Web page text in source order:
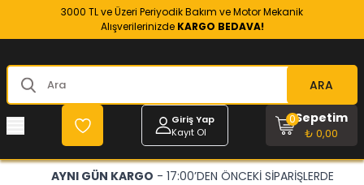
3000 TL ve Üzeri Periyodik Bakım ve Motor Mekanik
Alışverilerinizde KARGO BEDAVA!
ARA
Giriş Yap
Kayıt Ol
Sepetim
₺ 0,00
0
AYNI GÜN KARGO - 17:00’DEN ÖNCEKİ SİPARİŞLERDE